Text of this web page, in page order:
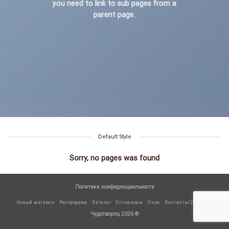
you need to link to sub pages from a
parent page.
Default Style
Sorry, no pages was found
Политика конфиденциальности
Новый магазин Распродажа Каталог Оптовикам О нас Контакты/Доставка
Чудотворец 2026 ©